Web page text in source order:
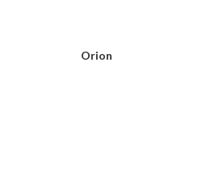
Orion